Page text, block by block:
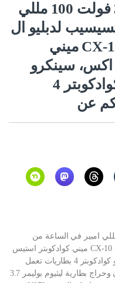
بطارية ليثيوم بوليمر 3.7 فولت 100 مللي
لدبليو ال
تويز V272، تشيرسون CX-10 ميني
اكس، سينكرو
اكس، هوبسان Q4 نانو كوادكوبتر 4
عن
بطارية ليثيوم بوليمر 3.7 فولت 100 مللي امبير في الساعة من
سيسيسيب لدبليو ال تويز V272، تشيرسون CX-10 ميني كوادكوبتر استيس
بروتو اكس، سينكرو اكس، هوبسان Q4 نانو كوادكوبتر 4 بطاريات تعمل
بجهاز تحكم عن اون لاين من امازون او نون وحراج بطارية ليثيوم بوليمر 3.7